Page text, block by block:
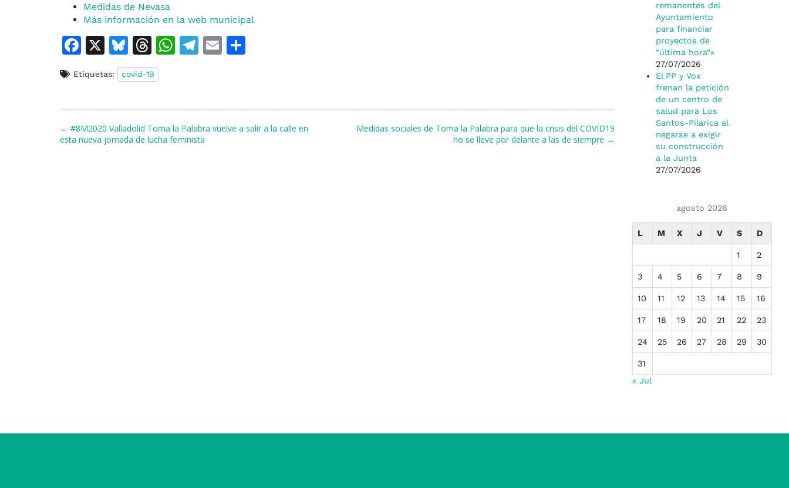
Medidas de Nevasa
Más información en la web municipal
F
c
b
o
X
Bl
u
e
k
y
T
h
re
d
s
W
A
p
T
a
m
E
ar
ti
Etiquetas: covid-19
Navegación de entradas
← #8M2020 Valladolid Toma la Palabra vuelve a salir a la calle en
esta nueva jornada de lucha feminista
Medidas sociales de Toma la Palabra para que la crisis del COVID19
no se lleve por delante a las de siempre →
remanentes del
Ayuntamiento
para financiar
proyectos de
“última hora”»
27/07/2026
El PP y Vox
frenan la petición
de un centro de
salud para Los
Santos-Pilarica al
negarse a exigir
su construcción
a la Junta
27/07/2026
agosto 2026
L M X J V S D
1 2
3 4 5 6 7 8 9
10 11 12 13 14 15 16
17 18 19 20 21 22 23
24 25 26 27 28 29 30
31
« Jul